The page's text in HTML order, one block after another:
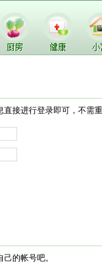
接进行登录即可，不需
的帐号吧。